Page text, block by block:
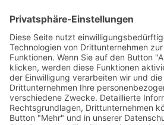
Geschäftsmodelle
›Vorstandswechsel Westenergie:
befristet
›Wasserstoff-Hochlauf: Dialog,
konkrete Schritte
›Solaranlage Regenbogenfarben:
LichtBlick installieren erste